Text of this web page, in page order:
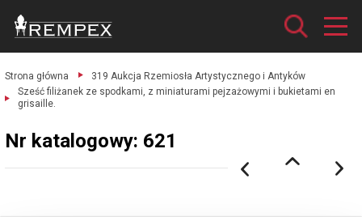
Strona główna
319 Aukcja Rzemiosła Artystycznego i Antyków
Sześć filiżanek ze spodkami, z miniaturami pejzażowymi i bukietami en
grisaille.
Nr katalogowy: 621